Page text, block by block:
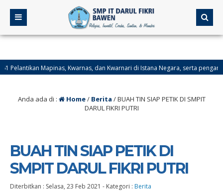
Kwarnas, dan Kwarnari di Istana Negara, serta penganugerahan
Kalimantan Selatan.
Anda ada di : Home/ Berita /BUAH TIN SIAP PETIK DI SMPIT
DARUL FIKRI PUTRI
BUAH TIN SIAP PETIK DI
SMPIT DARUL FIKRI PUTRI
Diterbitkan : Selasa, 23 Feb 2021 - Kategori : Berita